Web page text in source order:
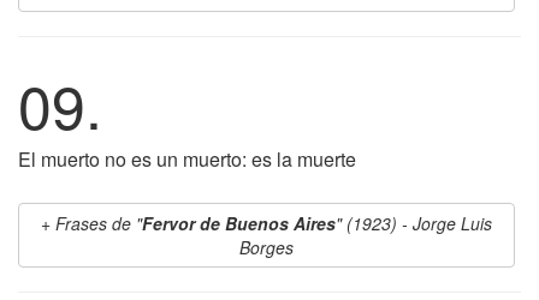
09.
El muerto no es un muerto: es la muerte
Frases de "Fervor de Buenos Aires" (1923) - Jorge Luis
Borges